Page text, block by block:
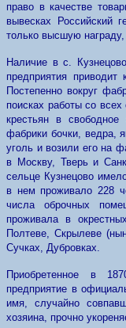
право в качестве
вывесках Российский
только высшую
Наличие в с.
предприятия
Постепенно вокруг
поисках работы со
крестьян в
фабрики бочки, ведра,
уголь и возили его на
в Москву, Тверь и
сельце Кузнецово
в нем проживало 228
числа оброчных
проживала в
Полтеве, Скрылеве
Сучках, Дубровках.
Приобретенное в
предприятие в
имя, случайно
хозяина, прочно